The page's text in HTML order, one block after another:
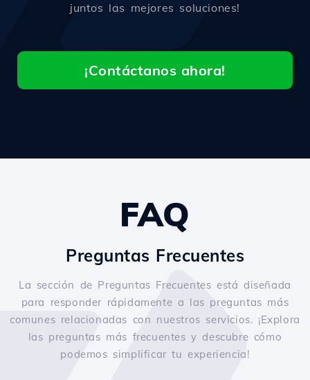
juntos las mejores soluciones!
¡Contáctanos ahora!
FAQ
Preguntas Frecuentes
La sección de Preguntas Frecuentes está diseñada
para responder rápidamente a las preguntas más
comunes relacionadas con nuestros servicios. ¡Explora
las preguntas más frecuentes y descubre cómo
podemos simplificar tu experiencia!